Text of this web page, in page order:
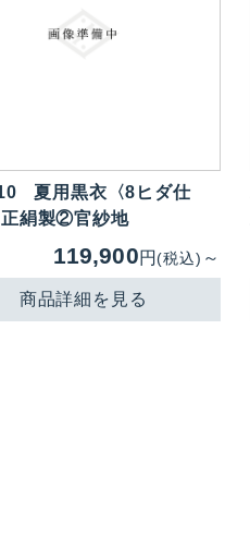
夏用黒衣〈8ヒダ仕
絹製②官紗地
119,900円(税込) ～
商品詳細を見る